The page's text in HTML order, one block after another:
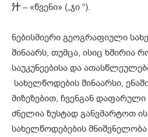
汁– «წვენი» („ჯი “).
ნებისმიერი გეოგრაფიული
შინაარს, თუმცა, ისიც ხშირია
საუკუნეებისა და
სახელწოდების შინაარსი,
მიზეზებით, ჩვენგან
ძნელია ზუსტად განვმარტოთ
სახელწოდებების